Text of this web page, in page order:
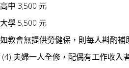
高中 3,500 元
大學 5,500 元
如教會無提供勞健保，則每人斟酌補
(4) 夫婦一人全修，配偶有工作收入